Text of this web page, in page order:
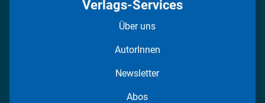
Verlags-Services
Über uns
AutorInnen
Newsletter
Abos